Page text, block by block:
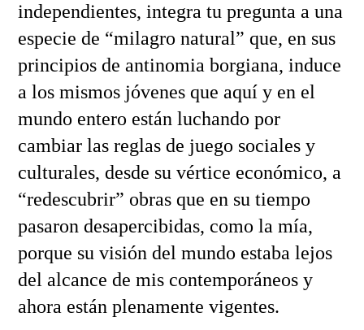
independientes, integra tu pregunta a una
especie de “milagro natural” que, en sus
principios de antinomia borgiana, induce
a los mismos jóvenes que aquí y en el
mundo entero están luchando por
cambiar las reglas de juego sociales y
culturales, desde su vértice económico, a
“redescubrir” obras que en su tiempo
pasaron desapercibidas, como la mía,
porque su visión del mundo estaba lejos
del alcance de mis contemporáneos y
ahora están plenamente vigentes.